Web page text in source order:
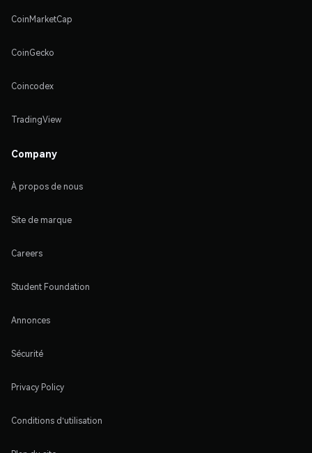
CoinMarketCap
CoinGecko
Coincodex
TradingView
Company
À propos de nous
Site de marque
Careers
Student Foundation
Annonces
Sécurité
Privacy Policy
Conditions d'utilisation